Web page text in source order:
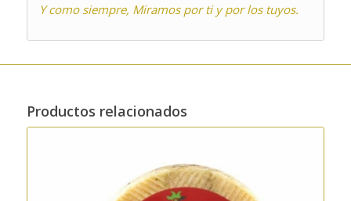
Y como siempre, Miramos por ti y por los tuyos.
Productos relacionados